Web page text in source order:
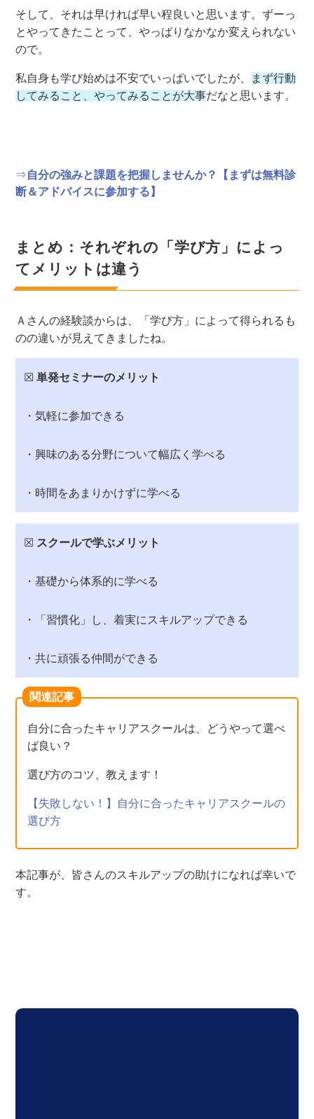
そして、それは早ければ早い程良いと思います。ずーっ
とやってきたことって、やっぱりなかなか変えられない
ので。
私自身も学び始めは不安でいっぱいでしたが、
まず行動
してみること、やってみることが大事だなと思います。
⇒自分の強みと課題を把握しませんか？【まずは無料診
断＆アドバイスに参加する】
まとめ：それぞれの「学び方」によっ
てメリットは違う
Ａさんの経験談からは、「学び方」によって得られるも
のの違いが見えてきましたね。
☒ 単発セミナーのメリット
・気軽に参加できる
・興味のある分野について幅広く学べる
・時間をあまりかけずに学べる
☒ スクールで学ぶメリット
・基礎から体系的に学べる
・「習慣化」し、着実にスキルアップできる
・共に頑張る仲間ができる
関連記事
自分に合ったキャリアスクールは、どうやって選べ
ば良い？
選び方のコツ、教えます！
【失敗しない！】自分に合ったキャリアスクールの
選び方
本記事が、皆さんのスキルアップの助けになれば幸いで
す。